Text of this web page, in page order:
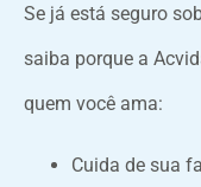
Se já está seguro
saiba porque a
quem você ama:
Cuida de sua